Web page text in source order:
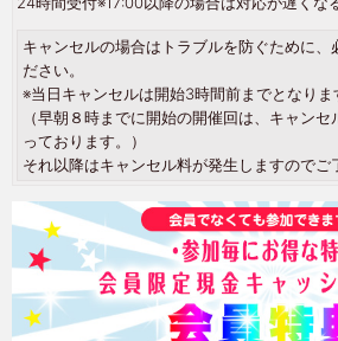
キャンセルの場合はトラブルを防ぐために、
ださい。
※当日キャンセルは開始3時間前までとなりま
（早朝８時までに開始の開催回は、キャン
っております。）
それ以降はキャンセル料が発生しますのでご